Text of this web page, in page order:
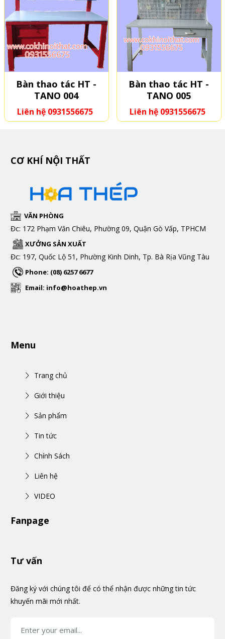
Bàn thao tác HT -
TANO 004
Liên hệ 0931556675
Bàn thao tác HT -
TANO 005
Liên hệ 0931556675
CƠ KHÍ NỘI THẤT
VĂN PHÒNG
Đc: 172 Phạm Văn Chiêu, Phường 09, Quận Gò Vấp, TPHCM
XƯỞNG SẢN XUẤT
Đc: 197, Quốc Lộ 51, Phường Kinh Dinh, Tp. Bà Rịa Vũng Tàu
Phone: (08) 6257 6677
Email: info@hoathep.vn
Menu
Trang chủ
Giới thiệu
Sản phẩm
Tin tức
Chính Sách
Liên hệ
VIDEO
Fanpage
Tư vấn
Đăng ký với chúng tôi để có thể nhận được những tin tức
khuyến mãi mới nhất.